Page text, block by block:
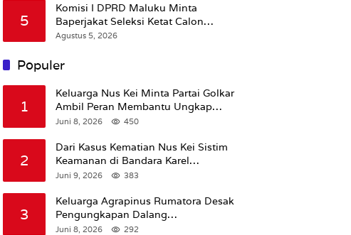
5
Komisi I DPRD Maluku Minta
Baperjakat Seleksi Ketat Calon
Pejabat Termasuk Rekam Jejak
Agustus 5, 2026
Populer
1
Keluarga Nus Kei Minta Partai Golkar
Ambil Peran Membantu Ungkap
Kematian Almarhum
Juni 8, 2026 450
2
Dari Kasus Kematian Nus Kei Sistim
Keamanan di Bandara Karel
Sadsuitubun Langgur
Juni 9, 2026 383
3
Keluarga Agrapinus Rumatora Desak
Pengungkapan Dalang
Pembunuhan, Siap Bawa Kasus ke
Juni 8, 2026 292